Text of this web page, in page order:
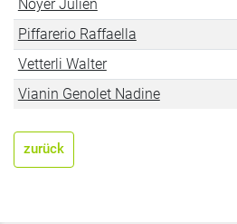
Noyer Julien
Piffarerio Raffaella
Vetterli Walter
Vianin Genolet Nadine
zurück